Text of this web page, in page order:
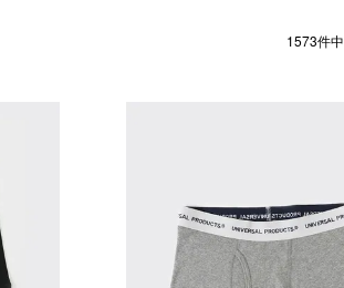
1573件中